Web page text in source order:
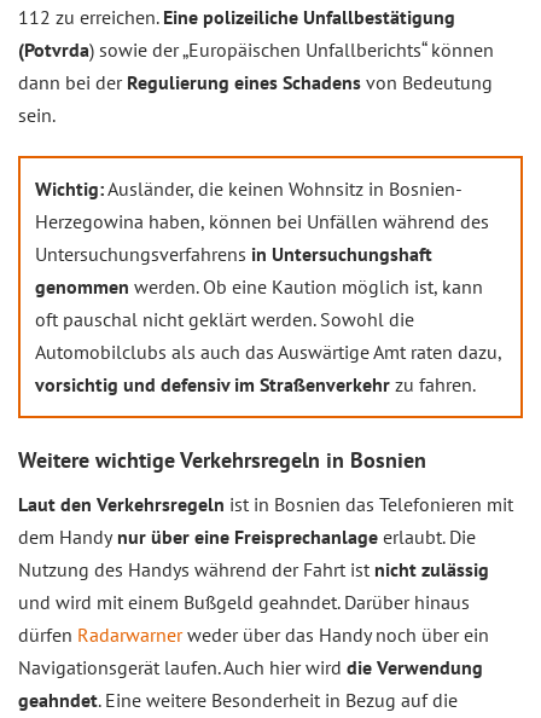
112 zu erreichen. Eine polizeiliche Unfallbestätigung
(Potvrda) sowie der „Europäischen Unfallberichts“ können
dann bei der Regulierung eines Schadens von Bedeutung
sein.
Wichtig:Ausländer, die keinen Wohnsitz in Bosnien-
Herzegowina haben, können bei Unfällen während des
Untersuchungsverfahrens in Untersuchungshaft
genommen werden. Ob eine Kaution möglich ist, kann
oft pauschal nicht geklärt werden. Sowohl die
Automobilclubs als auch das Auswärtige Amt raten dazu,
vorsichtig und defensiv im Straßenverkehr zu fahren.
Weitere wichtige Verkehrsregeln in Bosnien
Laut den Verkehrsregeln ist in Bosnien das Telefonieren mit
dem Handynur über eine Freisprechanlage erlaubt. Die
Nutzung des Handys während der Fahrt ist nicht zulässig
und wird mit einem Bußgeld geahndet. Darüber hinaus
dürfen Radarwarnerweder über das Handy noch über ein
Navigationsgerät laufen. Auch hier wird die Verwendung
geahndet. Eine weitere Besonderheit in Bezug auf die